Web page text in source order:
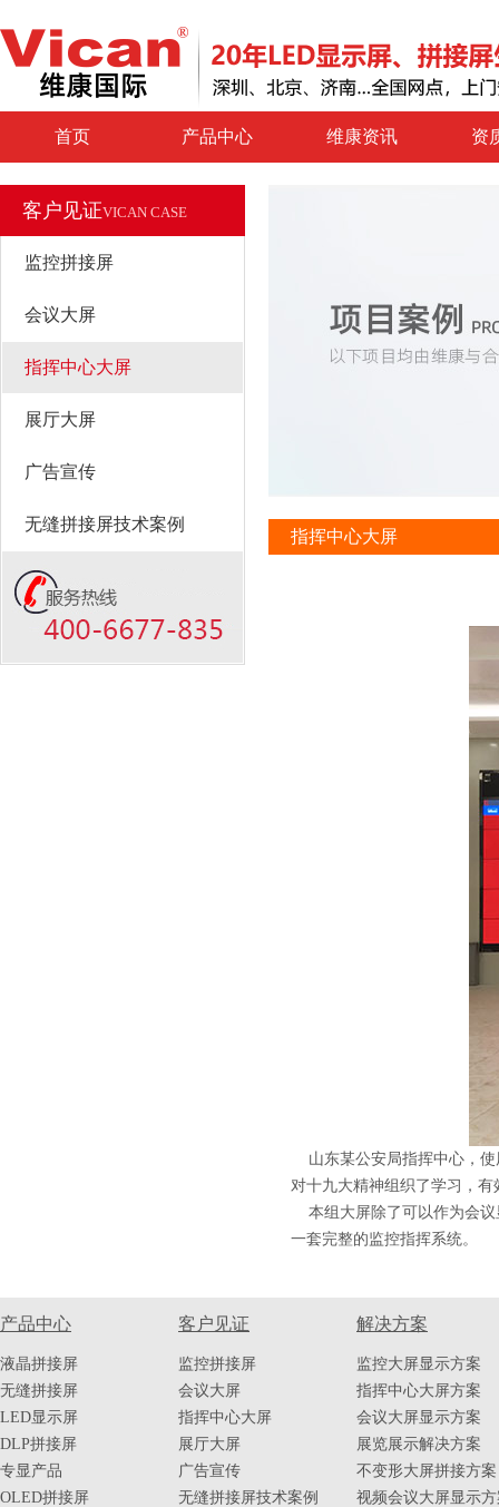
首页 产品中心 维康资讯 资
客户见证VICAN CASE
监控拼接屏
会议大屏
指挥中心大屏
展厅大屏
广告宣传
无缝拼接屏技术案例
指挥中心大屏
山东某公安局指挥中心，使
对十九大精神组织了学习，
本组大屏除了可以作为会议
一套完整的监控指挥系统。
产品中心
液晶拼接屏
无缝拼接屏
LED显示屏
DLP拼接屏
专显产品
OLED拼接屏
客户见证
监控拼接屏
会议大屏
指挥中心大屏
展厅大屏
广告宣传
无缝拼接屏技术案例
解决方案
监控大屏显示方案
指挥中心大屏方案
会议大屏显示方案
展览展示解决方案
不变形大屏拼接方案
视频会议大屏显示